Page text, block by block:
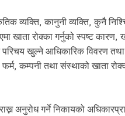
व्यक्ति, कानुनी व्यक्ति, कुनै
खाता रोक्का गर्नुको स्पष्ट कारण,
खुल्ने आधिकारिक विवरण
कम्पनी तथा संस्थाको खाता
अनुरोध गर्ने निकायको